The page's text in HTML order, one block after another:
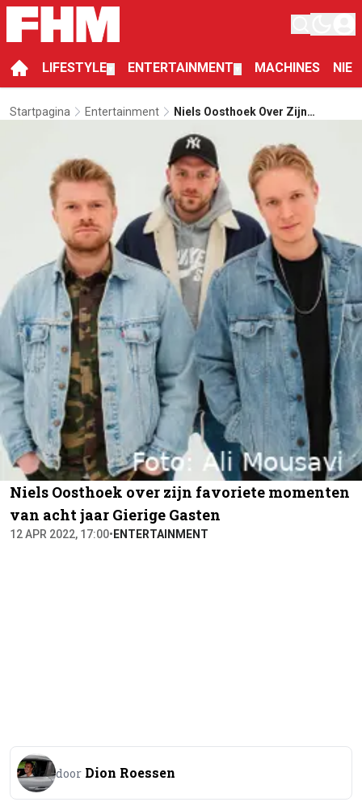
LIFESTYLE ENTERTAINMENT MACHINES
Startpagina Entertainment
Niels Oosthoek Over Zijn
Jaar Gierige Gasten
Niels Oosthoek over zijn favoriete momenten
van acht jaar Gierige Gasten
12 APR 2022, 17:00• ENTERTAINMENT
door Dion Roessen